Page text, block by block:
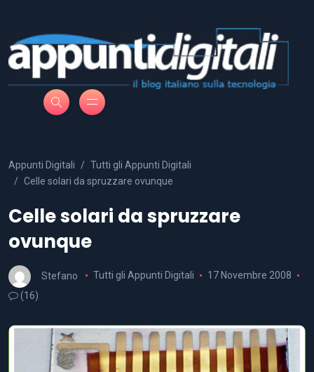
Appunti Digitali
Tutti gli Appunti Digitali
Celle solari da spruzzare ovunque
Celle solari da spruzzare
ovunque
Stefano Tutti gli Appunti Digitali
17 Novembre 2008
(16)